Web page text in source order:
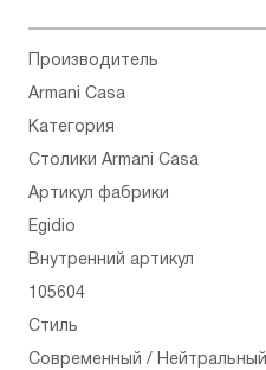
Производитель
Armani Casa
Категория
Столики Armani Casa
Артикул фабрики
Egidio
Внутренний артикул
105604
Стиль
Современный / Нейтральный